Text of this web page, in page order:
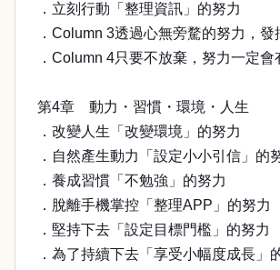
．立刻行動「整理資訊」的努力
．Column 3透過心無旁騖的努力，發
．Column 4只要不放棄，努力一定會
第4章 動力・習慣・環境・人生
．改變人生「改變環境」的努力
．自然產生動力「設定小小引信」的
．養成習慣「不勉強」的努力
．脫離手機掌控「整理APP」的努力
．堅持下去「設定目標門檻」的努力
．為了持續下去「享受小幅度成長」